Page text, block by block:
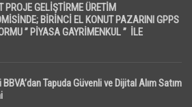
PROJE GELİŞTİRME ÜRETİM
BİRİNCİ EL KONUT PAZARINI GPPS
” PİYASA GAYRİMENKUL ” İLE
Tapuda Güvenli ve Dijital Alım Satım